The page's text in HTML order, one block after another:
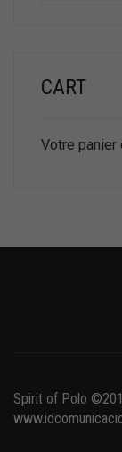
CART
Votre panier
Spirit of Polo